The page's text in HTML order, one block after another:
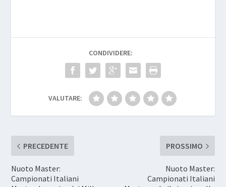
CONDIVIDERE:
VALUTARE:
PRECEDENTE
Nuoto Master:
Campionati Italiani
PROSSIMO
Nuoto Master:
Campionati Italiani